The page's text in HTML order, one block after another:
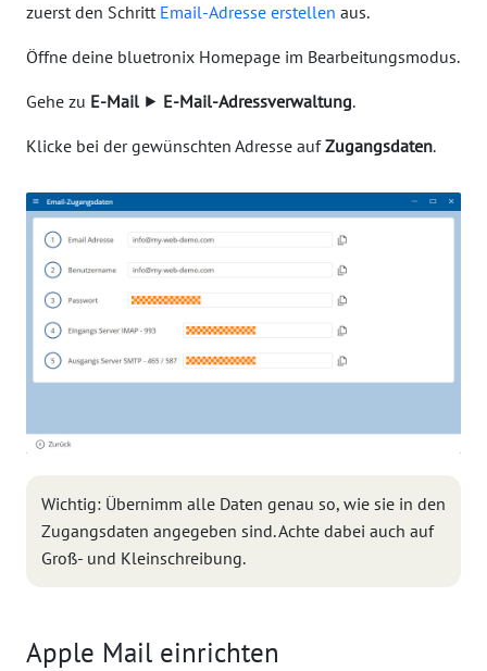
zuerst den Schritt Email-Adresse erstellen aus.
Öffne deine bluetronix Homepage im Bearbeitungsmodus.
Gehe zu E-Mail⯈ E-Mail-Adressverwaltung.
Klicke bei der gewünschten Adresse aufZugangsdaten.
Wichtig: Übernimm alle Daten genau so, wie sie in den
Zugangsdaten angegeben sind. Achte dabei auch auf
Groß- und Kleinschreibung.
Apple Mail einrichten